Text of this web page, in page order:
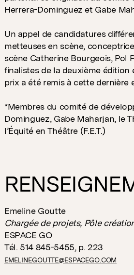
Herrera-Dominguez et Gabe
Un appel de candidatures
metteuses en scène,
scène Catherine Bourgeois, Pol
finalistes de la deuxième édition
prix a été remis à cette dernière
*Membres du comité de
Dominguez, Gabe Maharjan, le
l’Équité en Théâtre (F.E.T.)
Emeline Goutte
Chargée de projets, Pôle
ESPACE GO
Tél. 514 845-5455, p. 223
EMELINEGOUTTE@ESPACEGO.COM